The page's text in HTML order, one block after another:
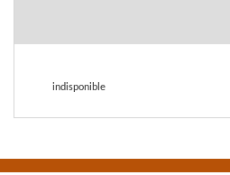
indisponible